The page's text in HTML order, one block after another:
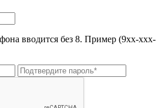
вводится без 8. Пример (9хх-ххх-